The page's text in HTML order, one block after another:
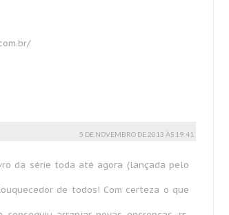
5 DE NOVEMBRO DE 2013 ÀS 19:41
da série toda até agora (lançada pelo
de todos! Com certeza o que